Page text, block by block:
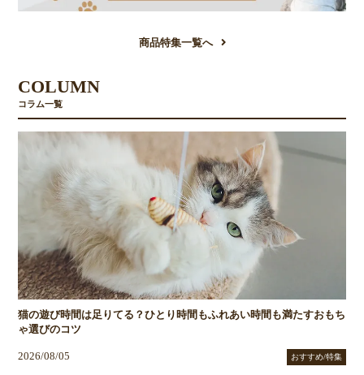
商品特集一覧へ
COLUMN
コラム一覧
猫の遊び時間は足りてる？ひとり時間もふれあい時間も満たすおもち
ゃ選びのコツ
2026/08/05 おすすめ/特集